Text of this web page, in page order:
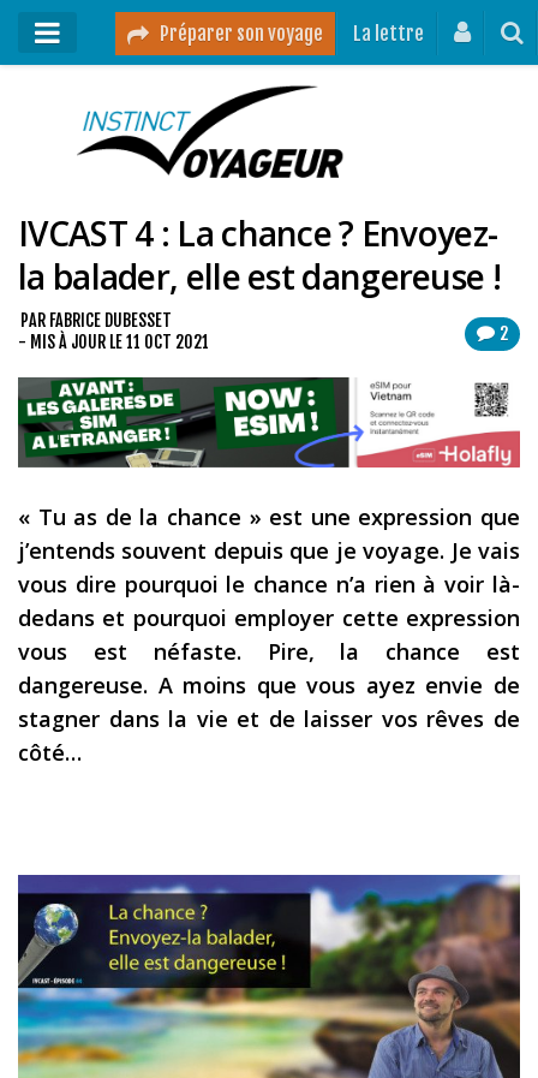
Préparer son voyage La lettre
Mon podcast
Destinations
Mes ressources pour voyager
Guides voyages
Contact
Mon journal de bord sur Instagram
Blog voyage
Les derniers articles
Podcast
Préparer son voyage
Destinations
Réserver un vol !
Le logement en voyage
Assurance voyage !
LA carte bancaire
voyage !
IVCAST 4 : La chance ? Envoyez-
la balader, elle est dangereuse !
2
PAR FABRICE DUBESSET
- MIS À JOUR LE11 OCT 2021
« Tu as de la chance » est une expression que
j’entends souvent depuis que je voyage. Je vais
vous dire pourquoi le chance n’a rien à voir là-
dedans et pourquoi employer cette expression
vous est néfaste. Pire, la chance est
dangereuse. A moins que vous ayez envie de
stagner dans la vie et de laisser vos rêves de
côté…